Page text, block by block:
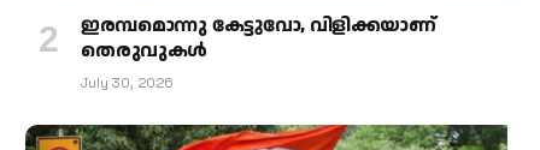
ഇരമ്പമൊന്നു കേട്ടുവോ, വിളിക്കയാണ്
തെരുവുകള്‍
July 30, 2026